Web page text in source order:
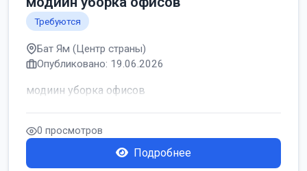
Требуются
Бат Ям (Центр страны)
Опубликовано: 19.06.2026
модиин уборка офисов
0 просмотров
Подробнее